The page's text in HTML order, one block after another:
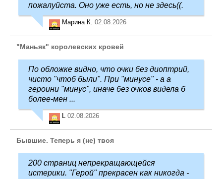
пожалуйста. Оно уже есть, но не здесь((.
Марина К. 02.08.2026
"Маньяк" королевских кровей
По обложке видно, что очки без диоптрий,
чисто "чтоб были". При "минусе" - а а
героини "минус", иначе без очков видела б
более-мен ...
02.08.2026
Бывшие. Теперь я (не) твоя
200 страниц непрекращающейся
истерики. "Герой" прекрасен как никогда -